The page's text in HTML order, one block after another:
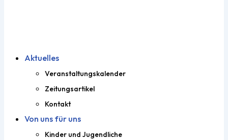
Aktuelles
Veranstaltungskalender
Zeitungsartikel
Kontakt
Von uns für uns
Kinder und Jugendliche